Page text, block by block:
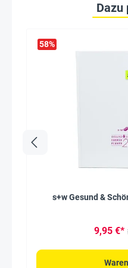
Dazu
58%
s+w Gesund &
9,95 €*